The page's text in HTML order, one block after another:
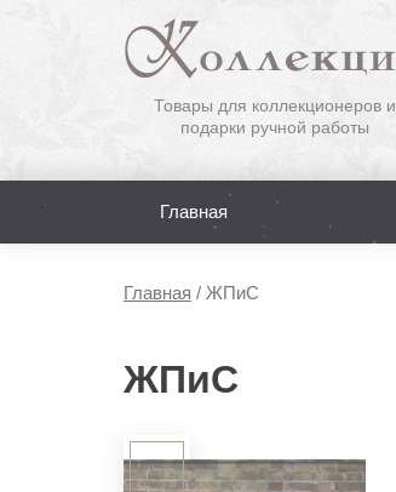
Товары для коллекционеров и
подарки ручной работы
Главная
Главная / ЖПиС
ЖПиС